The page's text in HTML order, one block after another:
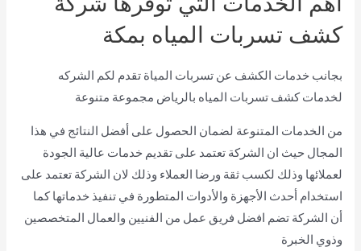
كشف تسربات المياه بمكة
بجانب خدمات الكشف عن تسربات المياة تقدم لكم الشركه
لخدمات كشف تسربات المياه بالرياض مجموعة متنوعة
من الخدمات المتنوعة لضمان الحصول على أفضل النتائج في هذا
المجال حيث ان الشركة تعتمد على تقديم خدمات عالية الجودة
لعملائها وذلك لكسب ثقة ورضا العملاء وذلك لان الشركة تعتمد على
استخدام أحدث الأجهزة والأدوات المتطورة في تنفيذ خدماتها كما
أن الشركة تضم افضل فريق عمل من الفنيين والعمال المتخصصين
وذوي الخبرة